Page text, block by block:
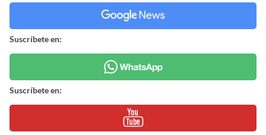
Suscríbete en:
Suscríbete en: